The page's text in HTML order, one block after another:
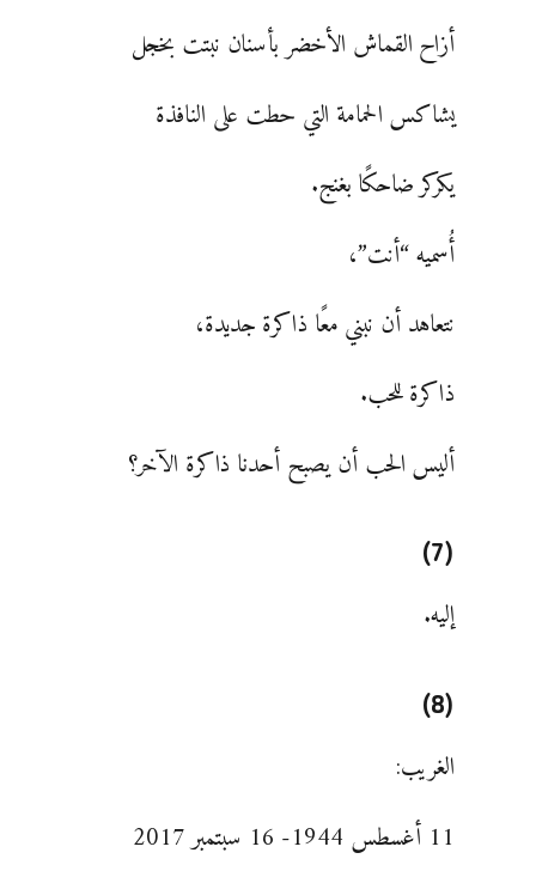
أزاح القماش الأخضر بأسنان نبتت بخجل
يشاكس الحمامة التي حطت على النافذة
يكركر ضاحكًا بغنج.
أُسميه “أنت”،
نتعاهد أن نبني معًا ذاكرة جديدة،
ذاكرة للحب.
أليس الحب أن يصبح أحدنا ذاكرة الآخر؟
(7)
إليه.
(8)
الغريب:
11 أغسطس 1944- 16 سبتمبر 2017